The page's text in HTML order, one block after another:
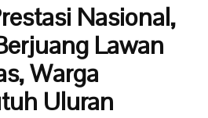
Nasional,
Lawan
Warga
Uluran